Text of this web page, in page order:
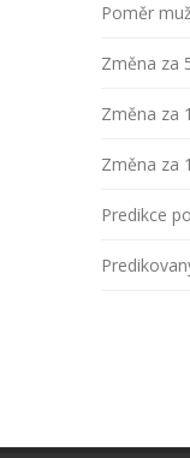
Poměr
Změna za
Změna za
Změna za
Predikce